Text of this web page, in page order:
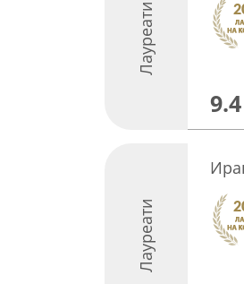
Лауреати
9.4
Лауреати